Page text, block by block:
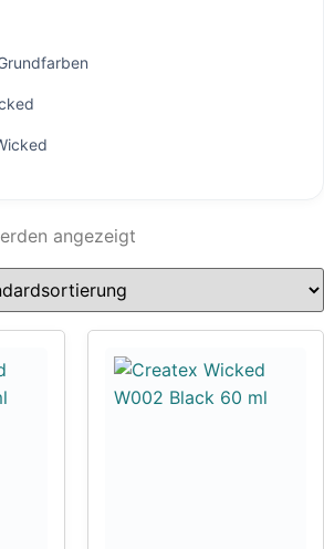
angezeigt